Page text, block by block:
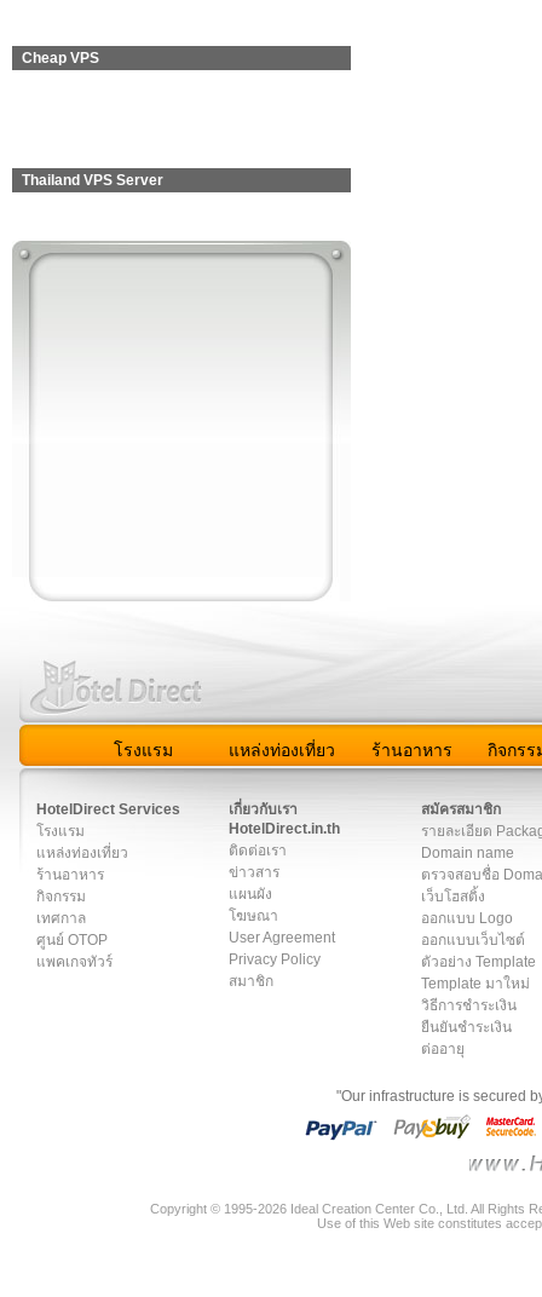
Cheap VPS
Thailand VPS Server
โรงแรม แหล่งท่องเที่ยว ร้านอาหาร กิจกรร
HotelDirect Services
โรงแรม
แหล่งท่องเที่ยว
ร้านอาหาร
กิจกรรม
เทศกาล
ศูนย์ OTOP
แพคเกจทัวร์
เกี่ยวกับเรา
HotelDirect.in.th
ติดต่อเรา
ข่าวสาร
แผนผัง
โฆษณา
User Agreement
Privacy Policy
สมาชิก
สมัครสมาชิก
รายละเอียด
Domain name
ตรวจสอบชื่อ
เว็บโฮสติ้ง
ออกแบบ Logo
ออกแบบเว็บไซต์
ตัวอย่าง Template
Template มาใหม่
วิธีการชำระเงิน
ยืนยันชำระเงิน
ต่ออายุ
"Our infrastructure is secured
Copyright © 1995-2026 Ideal Creation Center Co., Ltd. All Rights
Use of this Web site constitutes